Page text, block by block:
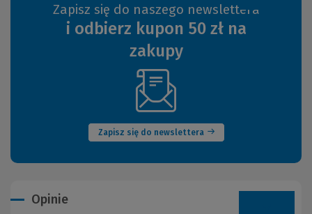
Zapisz się do naszego newslettera
i odbierz kupon 50 zł na
zakupy
Zapisz się do newslettera
(Nowe
okno)
Opinie